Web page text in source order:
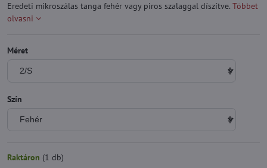
Eredeti mikroszálas tanga fehér vagy piros szalaggal díszítve. Többet
olvasni
Méret
Szín
Raktáron (1 db)